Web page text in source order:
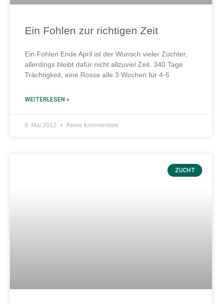
Ein Fohlen zur richtigen Zeit
Ein Fohlen Ende April ist der Wunsch vieler Züchter,
allerdings bleibt dafür nicht allzuviel Zeit. 340 Tage
Trächtigkeit, eine Rosse alle 3 Wochen für 4-6
WEITERLESEN »
6. Mai 2012 Keine Kommentare
ZUCHT